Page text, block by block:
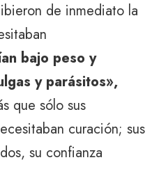
de inmediato la
bajo peso y
y parásitos»,
que sólo sus
curación; sus
su confianza